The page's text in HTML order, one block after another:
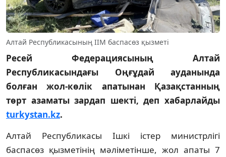
Алтай Республикасының ІІМ баспасөз қызметі
Ресей Федерациясының Алтай
Республикасындағы Оңғұдай ауданында
болған жол-көлік апатынан Қазақстанның
төрт азаматы зардап шекті, деп хабарлайды
turkystan.kz.
Алтай Республикасы Ішкі істер министрлігі
баспасөз қызметінің мәліметінше, жол апаты 7